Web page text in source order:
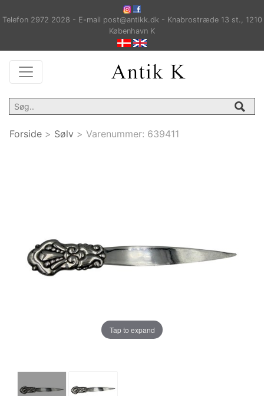
Telefon 2972 2028 - E-mail post@antikk.dk - Knabrostræde 13 st., 1210
København K
Forside > Sølv > Varenummer: 639411
Tap to expand